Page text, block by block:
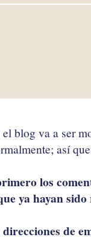
blog va a ser
así
los
ya hayan
de